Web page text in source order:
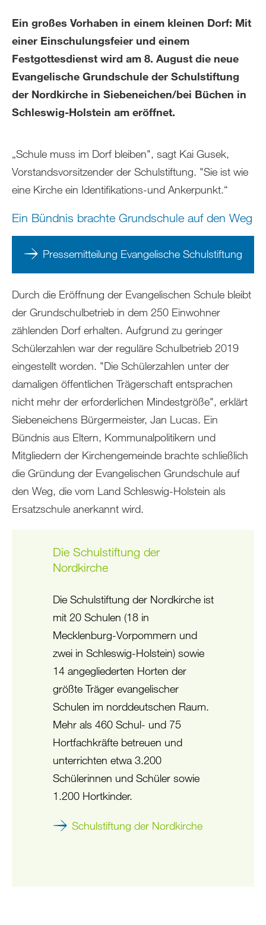
Ein großes Vorhaben in einem kleinen Dorf: Mit
einer Einschulungsfeier und einem
Festgottesdienst wird am 8. August die neue
Evangelische Grundschule der Schulstiftung
der Nordkirche in Siebeneichen/bei Büchen in
Schleswig-Holstein am eröffnet.
„Schule muss im Dorf bleiben", sagt Kai Gusek,
Vorstandsvorsitzender der Schulstiftung. "Sie ist wie
eine Kirche ein Identifikations-und Ankerpunkt.“
Ein Bündnis brachte Grundschule auf den Weg
Pressemitteilung Evangelische Schulstiftung
Durch die Eröffnung der Evangelischen Schule bleibt
der Grundschulbetrieb in dem 250 Einwohner
zählenden Dorf erhalten. Aufgrund zu geringer
Schülerzahlen war der reguläre Schulbetrieb 2019
eingestellt worden. "Die Schülerzahlen unter der
damaligen öffentlichen Trägerschaft entsprachen
nicht mehr der erforderlichen Mindestgröße", erklärt
Siebeneichens Bürgermeister, Jan Lucas. Ein
Bündnis aus Eltern, Kommunalpolitikern und
Mitgliedern der Kirchengemeinde brachte schließlich
die Gründung der Evangelischen Grundschule auf
den Weg, die vom Land Schleswig-Holstein als
Ersatzschule anerkannt wird.
Die Schulstiftung der
Nordkirche
Die Schulstiftung der Nordkirche ist
mit 20 Schulen (18 in
Mecklenburg-Vorpommern und
zwei in Schleswig-Holstein) sowie
14 angegliederten Horten der
größte Träger evangelischer
Schulen im norddeutschen Raum.
Mehr als 460 Schul- und 75
Hortfachkräfte betreuen und
unterrichten etwa 3.200
Schülerinnen und Schüler sowie
1.200 Hortkinder.
Schulstiftung der Nordkirche